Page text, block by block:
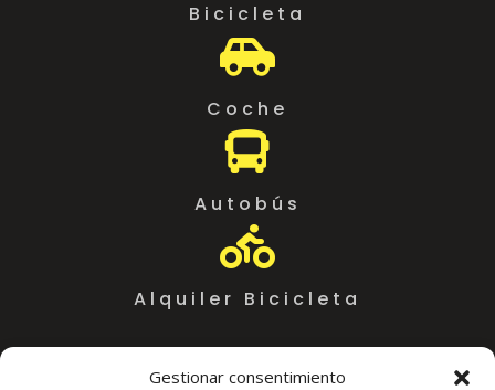
Gestionar consentimiento
Bicicleta

Coche

Autobús

Alquiler Bicicleta